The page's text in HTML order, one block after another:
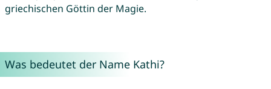
griechischen Göttin der Magie.
Was bedeutet der Name Kathi?